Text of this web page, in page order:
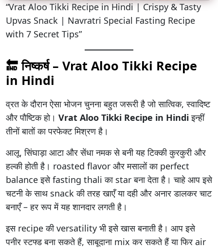
“Vrat Aloo Tikki Recipe in Hindi | Crispy & Tasty
Upvas Snack | Navratri Special Fasting Recipe
with 7 Secret Tips”
🔚 निष्कर्ष – Vrat Aloo Tikki Recipe
in Hindi
व्रत के दौरान ऐसा भोजन चुनना बहुत जरूरी है जो सात्विक, स्वादिष्ट
और पौष्टिक हो। Vrat Aloo Tikki Recipe in Hindiइन्हीं
तीनों बातों का परफेक्ट मिश्रण है।
आलू, सिंघाड़ा आटा और सेंधा नमक से बनी यह टिक्की कुरकुरी और
हल्की होती है। roasted flavor और मसालों का perfect
balance इसे fasting thali का star बना देता है। चाहे आप इसे
चटनी के साथ snack की तरह खाएँ या दही और अनार डालकर चाट
बनाएँ – हर रूप में यह शानदार लगती है।
इस recipe की versatility भी इसे खास बनाती है। आप इसे
पनीर स्टफ्ड बना सकते हैं, साबूदाना mix कर सकते हैं या फिर air